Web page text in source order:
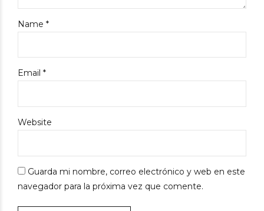
Name *
Email *
Website
Guarda mi nombre, correo electrónico y web en este
navegador para la próxima vez que comente.